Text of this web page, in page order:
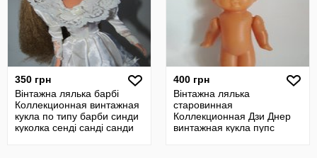
350 грн
Вінтажна лялька барбі
Коллекционная винтажная
кукла по типу барби синди
куколка сенді санді санди
400 грн
Вінтажна лялька
старовинная
Коллекционная Дзи Днер
винтажная кукла пупс